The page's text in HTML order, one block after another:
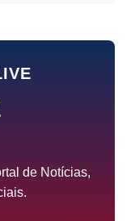
de Notícias,